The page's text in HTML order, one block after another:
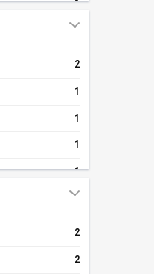
1
10
4
29
22
32
245
1
2
1
1
1
1
1
2
1
2
2